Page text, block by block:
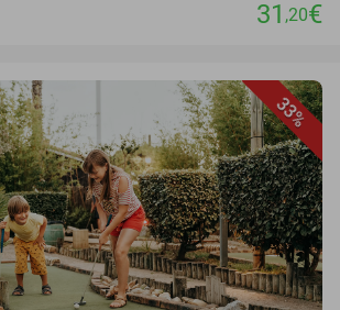
31 ,20€
33%